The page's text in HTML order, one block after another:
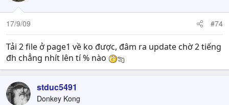
17/9/09 #74
Tải 2 file ở page1 về ko được, đâm ra update chờ 2 tiếng
đh chẳng nhít lên tí % nào
stduc5491
Donkey Kong